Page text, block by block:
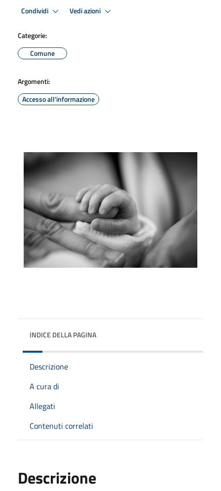
Condividi Vedi azioni
Categorie:
Comune
Argomenti:
Accesso all'informazione
INDICE DELLA PAGINA
Descrizione
A cura di
Allegati
Contenuti correlati
Descrizione